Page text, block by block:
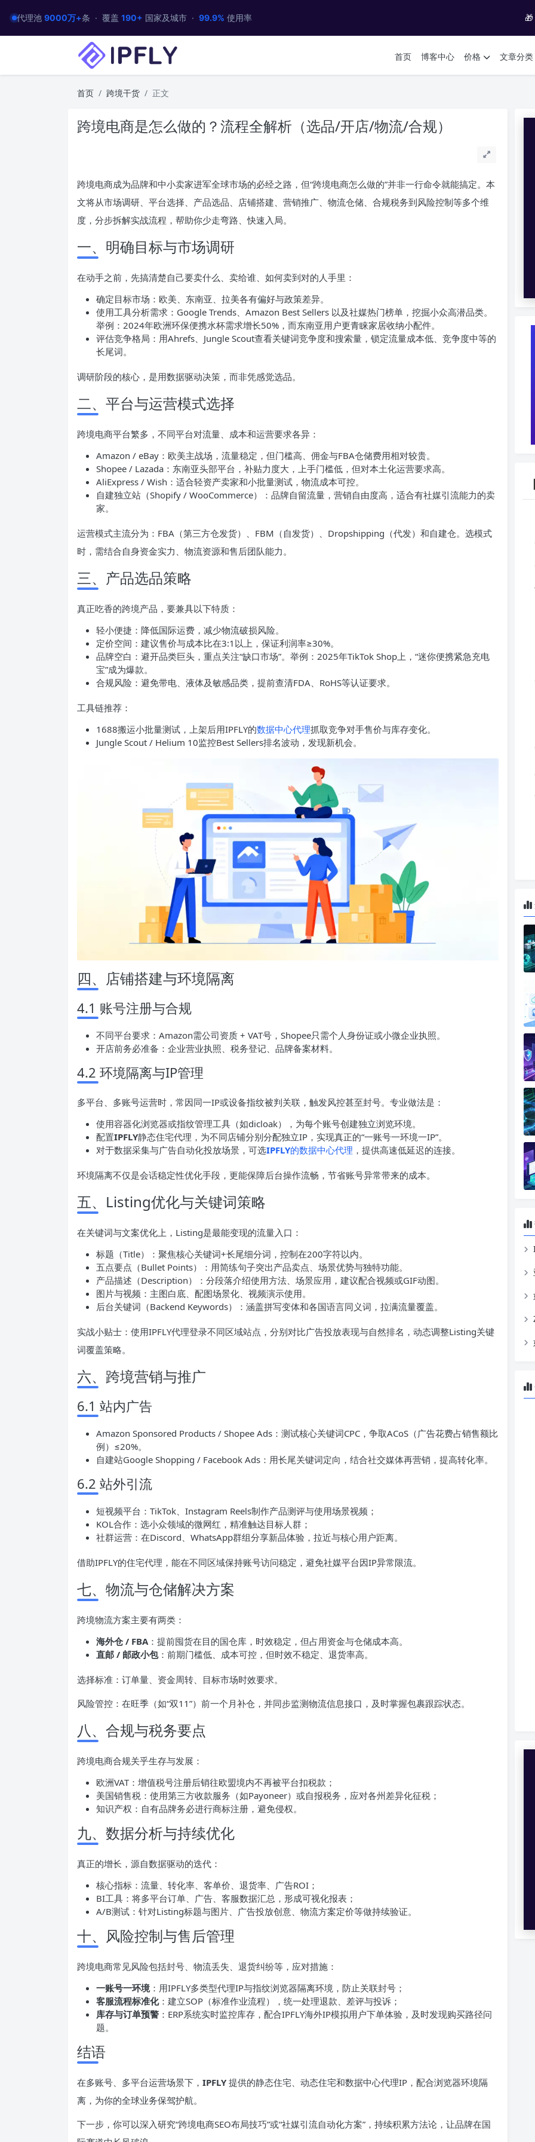
代理池 9000万+条 · 覆盖 190+ 国家及城市 · 99.9% 使用率 🎁
首页 博客中心 价格 文章分类
首页 跨境干货 正文
跨境电商是怎么做的？流程全解析（选品/开店/物流/合规）
跨境电商成为品牌和中小卖家进军全球市场的必经之路，但“跨境电商怎么做的”并非一行命令就能搞定。本
文将从市场调研、平台选择、产品选品、店铺搭建、营销推广、物流仓储、合规税务到风险控制等多个维
度，分步拆解实战流程，帮助你少走弯路、快速入局。
一、明确目标与市场调研
在动手之前，先搞清楚自己要卖什么、卖给谁、如何卖到对的人手里：
确定目标市场：欧美、东南亚、拉美各有偏好与政策差异。
使用工具分析需求：Google Trends、Amazon Best Sellers 以及社媒热门榜单，挖掘小众高潜品类。
举例：2024年欧洲环保便携水杯需求增长50%，而东南亚用户更青睐家居收纳小配件。
评估竞争格局：用Ahrefs、Jungle Scout查看关键词竞争度和搜索量，锁定流量成本低、竞争度中等的
长尾词。
调研阶段的核心，是用数据驱动决策，而非凭感觉选品。
二、平台与运营模式选择
跨境电商平台繁多，不同平台对流量、成本和运营要求各异：
Amazon / eBay：欧美主战场，流量稳定，但门槛高、佣金与FBA仓储费用相对较贵。
Shopee / Lazada：东南亚头部平台，补贴力度大，上手门槛低，但对本土化运营要求高。
AliExpress / Wish：适合轻资产卖家和小批量测试，物流成本可控。
自建独立站（Shopify / WooCommerce）：品牌自留流量，营销自由度高，适合有社媒引流能力的卖
家。
运营模式主流分为：FBA（第三方仓发货）、FBM（自发货）、Dropshipping（代发）和自建仓。选模式
时，需结合自身资金实力、物流资源和售后团队能力。
三、产品选品策略
真正吃香的跨境产品，要兼具以下特质：
轻小便捷：降低国际运费，减少物流破损风险。
定价空间：建议售价与成本比在3:1以上，保证利润率≥30%。
品牌空白：避开品类巨头，重点关注“缺口市场”。举例：2025年TikTok Shop上，“迷你便携紧急充电
宝”成为爆款。
合规风险：避免带电、液体及敏感品类，提前查清FDA、RoHS等认证要求。
工具链推荐：
1688搬运小批量测试，上架后用IPFLY的数据中心代理抓取竞争对手售价与库存变化。
Jungle Scout / Helium 10监控Best Sellers排名波动，发现新机会。
四、店铺搭建与环境隔离
4.1 账号注册与合规
不同平台要求：Amazon需公司资质 + VAT号，Shopee只需个人身份证或小微企业执照。
开店前务必准备：企业营业执照、税务登记、品牌备案材料。
4.2 环境隔离与IP管理
多平台、多账号运营时，常因同一IP或设备指纹被判关联，触发风控甚至封号。专业做法是：
使用容器化浏览器或指纹管理工具（如dicloak），为每个账号创建独立浏览环境。
配置IPFLY静态住宅代理，为不同店铺分别分配独立IP，实现真正的“一账号一环境一IP”。
对于数据采集与广告自动化投放场景，可选IPFLY的数据中心代理 ，提供高速低延迟的连接。
环境隔离不仅是会话稳定性优化手段，更能保障后台操作流畅，节省账号异常带来的成本。
五、Listing优化与关键词策略
在关键词与文案优化上，Listing是最能变现的流量入口：
标题（Title）：聚焦核心关键词+长尾细分词，控制在200字符以内。
五点要点（Bullet Points）：用简练句子突出产品卖点、场景优势与独特功能。
产品描述（Description）：分段落介绍使用方法、场景应用，建议配合视频或GIF动图。
图片与视频：主图白底、配图场景化、视频演示使用。
后台关键词（Backend Keywords）：涵盖拼写变体和各国语言同义词，拉满流量覆盖。
实战小贴士：使用IPFLY代理登录不同区域站点，分别对比广告投放表现与自然排名，动态调整Listing关键
词覆盖策略。
六、跨境营销与推广
6.1 站内广告
Amazon Sponsored Products / Shopee Ads：测试核心关键词CPC，争取ACoS（广告花费占销售额比
例）≤20%。
自建站Google Shopping / Facebook Ads：用长尾关键词定向，结合社交媒体再营销，提高转化率。
6.2 站外引流
短视频平台：TikTok、Instagram Reels制作产品测评与使用场景视频；
KOL合作：选小众领域的微网红，精准触达目标人群；
社群运营：在Discord、WhatsApp群组分享新品体验，拉近与核心用户距离。
借助IPFLY的住宅代理，能在不同区域保持账号访问稳定，避免社媒平台因IP异常限流。
七、物流与仓储解决方案
跨境物流方案主要有两类：
海外仓 / FBA ：提前囤货在目的国仓库，时效稳定，但占用资金与仓储成本高。
直邮 / 邮政小包：前期门槛低、成本可控，但时效不稳定、退货率高。
选择标准：订单量、资金周转、目标市场时效要求。
风险管控：在旺季（如“双11”）前一个月补仓，并同步监测物流信息接口，及时掌握包裹跟踪状态。
八、合规与税务要点
跨境电商合规关乎生存与发展：
欧洲VAT：增值税号注册后销往欧盟境内不再被平台扣税款；
美国销售税：使用第三方收款服务（如Payoneer）或自报税务，应对各州差异化征税；
知识产权：自有品牌务必进行商标注册，避免侵权。
九、数据分析与持续优化
真正的增长，源自数据驱动的迭代：
核心指标：流量、转化率、客单价、退货率、广告ROI；
BI工具：将多平台订单、广告、客服数据汇总，形成可视化报表；
A/B测试：针对Listing标题与图片、广告投放创意、物流方案定价等做持续验证。
十、风险控制与售后管理
跨境电商常见风险包括封号、物流丢失、退货纠纷等，应对措施：
一账号一环境：用IPFLY多类型代理IP与指纹浏览器隔离环境，防止关联封号；
客服流程标准化：建立SOP（标准作业流程），统一处理退款、差评与投诉；
库存与订单预警 ：ERP系统实时监控库存，配合IPFLY海外IP模拟用户下单体验，及时发现购买路径问
题。
结语
在多账号、多平台运营场景下， IPFLY 提供的静态住宅、动态住宅和数据中心代理IP，配合浏览器环境隔
离，为你的全球业务保驾护航。
下一步，你可以深入研究“跨境电商SEO布局技巧”或“社媒引流自动化方案”，持续积累方法论，让品牌在国